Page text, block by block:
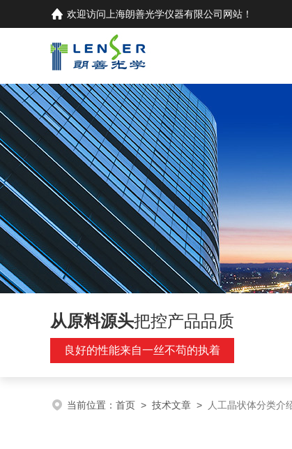
欢迎访问 上海朗善光学仪器有限公司 网站！
从原料源头把控产品品质
良好的性能来自一丝不苟的执着
当前位置： 首页 > 技术文章 > 人工晶状体分类介